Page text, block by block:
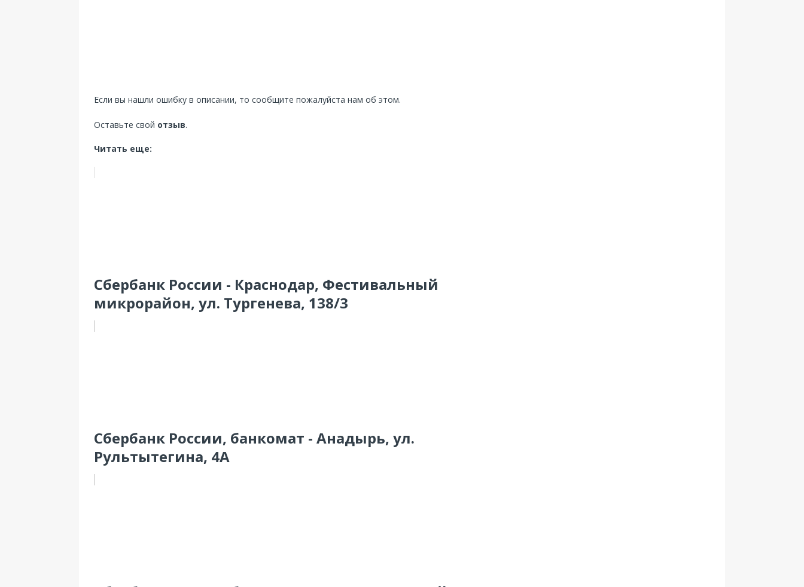
Если вы нашли ошибку в описании, то сообщите пожалуйста нам об этом.
Оставьте свой отзыв.
Читать еще:
Сбербанк России - Краснодар, Фестивальный
микрорайон, ул. Тургенева, 138/3
Сбербанк России, банкомат - Анадырь, ул.
Рультытегина, 4А